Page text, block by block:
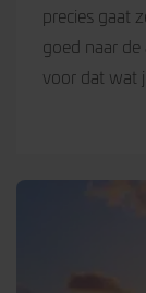
precies gaat
goed naar
voor dat wat